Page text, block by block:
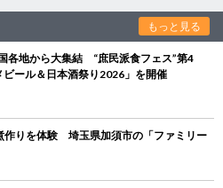
もっと見る
各地から大集結 “庶民派食フェス”第4
ビール＆日本酒祭り2026」を開催
作りを体験 埼玉県加須市の「ファミリー